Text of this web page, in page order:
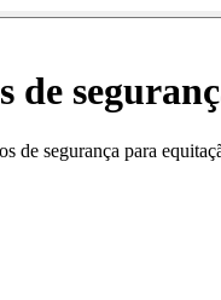
de
de segurança para